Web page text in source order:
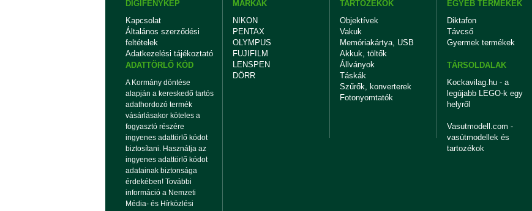
DIGIFÉNYKÉP
Kapcsolat
Általános szerződési
feltételek
Adatkezelési tájékoztató
ADATTÖRLŐ KÓD
A Kormány döntése
alapján a kereskedő tartós
adathordozó termék
vásárlásakor köteles a
fogyasztó részére
ingyenes adattörlő kódot
biztosítani. Használja az
ingyenes adattörlő kódot
adatainak biztonsága
érdekében! További
információ a Nemzeti
Média- és Hírközlési
MÁRKÁK
NIKON
PENTAX
OLYMPUS
FUJIFILM
LENSPEN
DÖRR
TARTOZÉKOK
Objektívek
Vakuk
Memóriakártya, USB
Akkuk, töltők
Állványok
Táskák
Szűrők, konverterek
Fotonyomtatók
EGYÉB TERMÉKEK
Diktafon
Távcső
Gyermek termékek
TÁRSOLDALAK
Kockavilag.hu - a
legújabb LEGO-k egy
helyről
Vasutmodell.com -
vasútmodellek és
tartozékok